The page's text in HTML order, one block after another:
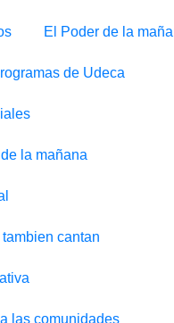
El Poder de la
de Udeca
la mañana
cantan
las comunidades